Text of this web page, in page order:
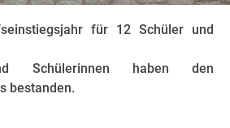
für 12 Schüler und
Schülerinnen haben den
bestanden.